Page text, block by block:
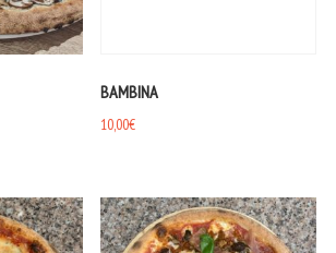
BAMBINA
10,00€